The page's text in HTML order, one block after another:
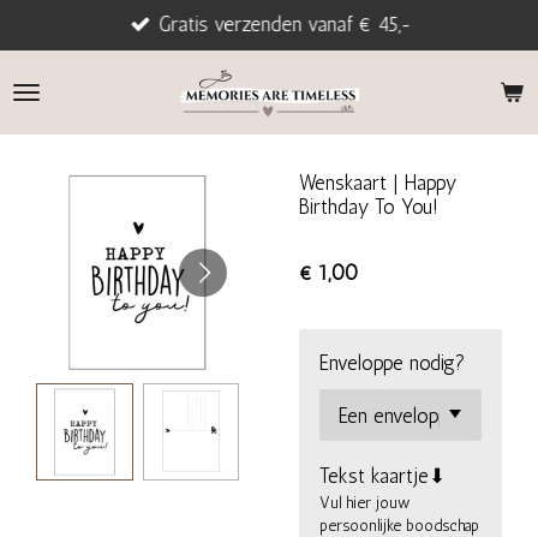
direct
naar
Gratis verzenden vanaf € 45,-
Wenskaart | Happy
Birthday To You!
€ 1,00
Enveloppe nodig?
Tekst kaartje⬇
Vul hier jouw
persoonlijke boodschap